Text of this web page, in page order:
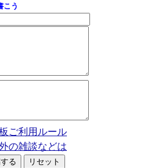
こう
ご利用ルール
の雑談などは